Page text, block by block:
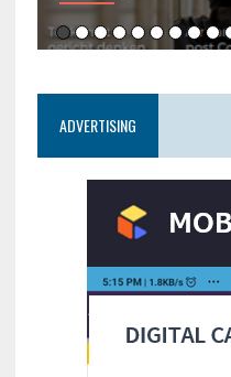
ADVERTISING